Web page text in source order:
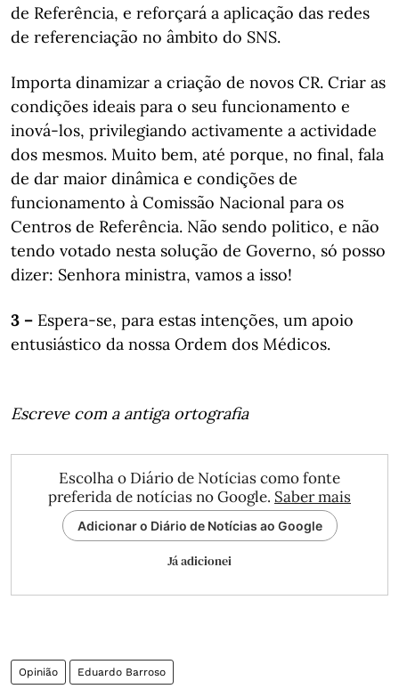
de Referência, e reforçará a aplicação das redes
de referenciação no âmbito do SNS.
Importa dinamizar a criação de novos CR. Criar as
condições ideais para o seu funcionamento e
inová-los, privilegiando activamente a actividade
dos mesmos. Muito bem, até porque, no final, fala
de dar maior dinâmica e condições de
funcionamento à Comissão Nacional para os
Centros de Referência. Não sendo politico, e não
tendo votado nesta solução de Governo, só posso
dizer: Senhora ministra, vamos a isso!
3 – Espera-se, para estas intenções, um apoio
entusiástico da nossa Ordem dos Médicos.
Escreve com a antiga ortografia
Escolha o Diário de Notícias como fonte
preferida de notícias no Google. Saber mais
Adicionar o Diário de Notícias ao Google
Já adicionei
Opinião Eduardo Barroso